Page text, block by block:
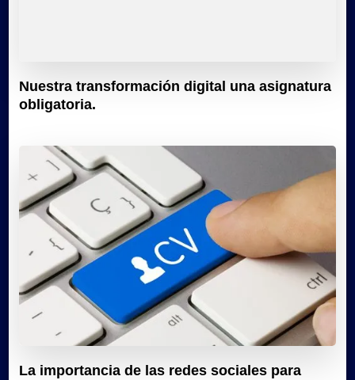
Nuestra transformación digital una asignatura
obligatoria.
La importancia de las redes sociales para